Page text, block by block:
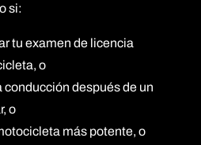
si:
tu examen de licencia
o
después de un
o
más potente, o